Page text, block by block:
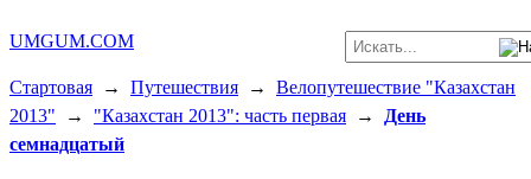
UMGUM.COM
Стартовая → Путешествия → Велопутешествие "Казахстан
2013" → "Казахстан 2013": часть первая →
День
семнадцатый